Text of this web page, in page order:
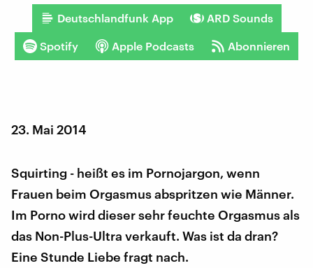
Deutschlandfunk App ARD Sounds
Spotify Apple Podcasts Abonnieren
23. Mai 2014
Squirting - heißt es im Pornojargon, wenn
Frauen beim Orgasmus abspritzen wie Männer.
Im Porno wird dieser sehr feuchte Orgasmus als
das Non-Plus-Ultra verkauft. Was ist da dran?
Eine Stunde Liebe fragt nach.